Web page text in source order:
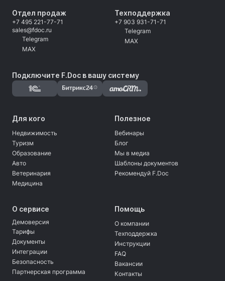
Подключите F.Doc в вашу систему
Отдел продаж
+7 495 221-77-71
sales@fdoc.ru
Telegram
MAX
Техподдержка
+7 903 931-71-71
Telegram
MAX
Для кого
Недвижимость
Туризм
Образование
Авто
Ветеринария
Медицина
Полезное
Вебинары
Блог
Мы в медиа
Шаблоны документов
Рекомендуй F.Doc
О сервисе
Демоверсия
Тарифы
Документы
Интеграции
Безопасность
Партнерская программа
Помощь
О компании
Техподдержка
Инструкции
FAQ
Вакансии
Контакты